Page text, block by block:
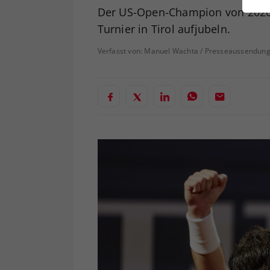
Der US-Open-Champion von
Turnier in Tirol aufjubeln.
Verfasst von: Manuel Wachta /